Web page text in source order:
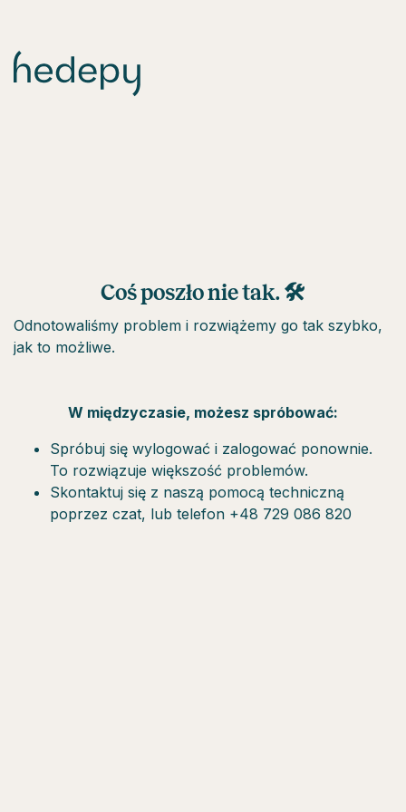
Coś poszło nie tak. 🛠
Odnotowaliśmy problem i rozwiążemy go tak szybko,
jak to możliwe.
W międzyczasie, możesz spróbować:
Spróbuj się wylogować i zalogować ponownie.
To rozwiązuje większość problemów.
Skontaktuj się z naszą pomocą techniczną
poprzez czat, lub telefon +48 729 086 820